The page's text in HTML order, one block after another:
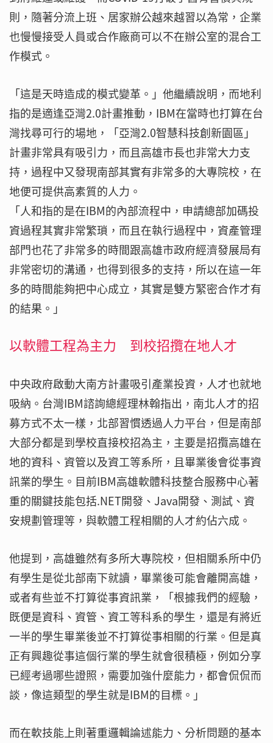
則，隨著分流上班、居家辦公越來越習以為常，企業
也慢慢接受人員或合作廠商可以不在辦公室的混合工
作模式。
「這是天時造成的模式變革。」他繼續說明，而地利
指的是適逢亞灣2.0計畫推動，IBM在當時也打算在台
灣找尋可行的場地，「亞灣2.0智慧科技創新園區」
計畫非常具有吸引力，而且高雄市長也非常大力支
持，過程中又發現南部其實有非常多的大專院校，在
地便可提供高素質的人力。
「人和指的是在IBM的內部流程中，申請總部加碼投
資過程其實非常繁瑣，而且在執行過程中，資產管理
部門也花了非常多的時間跟高雄市政府經濟發展局有
非常密切的溝通，也得到很多的支持，所以在這一年
多的時間能夠把中心成立，其實是雙方緊密合作才有
的結果。」
以軟體工程為主力 到校招攬在地人才
中央政府啟動大南方計畫吸引產業投資，人才也就地
吸納。台灣IBM諮詢總經理林翰指出，南北人才的招
募方式不太一樣，北部習慣透過人力平台，但是南部
大部分都是到學校直接校招為主，主要是招攬高雄在
地的資科、資管以及資工等系所，且畢業後會從事資
訊業的學生。目前IBM高雄軟體科技整合服務中心著
重的關鍵技能包括.NET開發、Java開發、測試、資
安規劃管理等，與軟體工程相關的人才約佔六成。
他提到，高雄雖然有多所大專院校，但相關系所中仍
有學生是從北部南下就讀，畢業後可能會離開高雄，
或者有些並不打算從事資訊業，「根據我們的經驗，
既便是資科、資管、資工等科系的學生，還是有將近
一半的學生畢業後並不打算從事相關的行業。但是真
正有興趣從事這個行業的學生就會很積極，例如分享
已經考過哪些證照，需要加強什麼能力，都會侃侃而
談，像這類型的學生就是IBM的目標。」
而在軟技能上則著重邏輯論述能力、分析問題的基本